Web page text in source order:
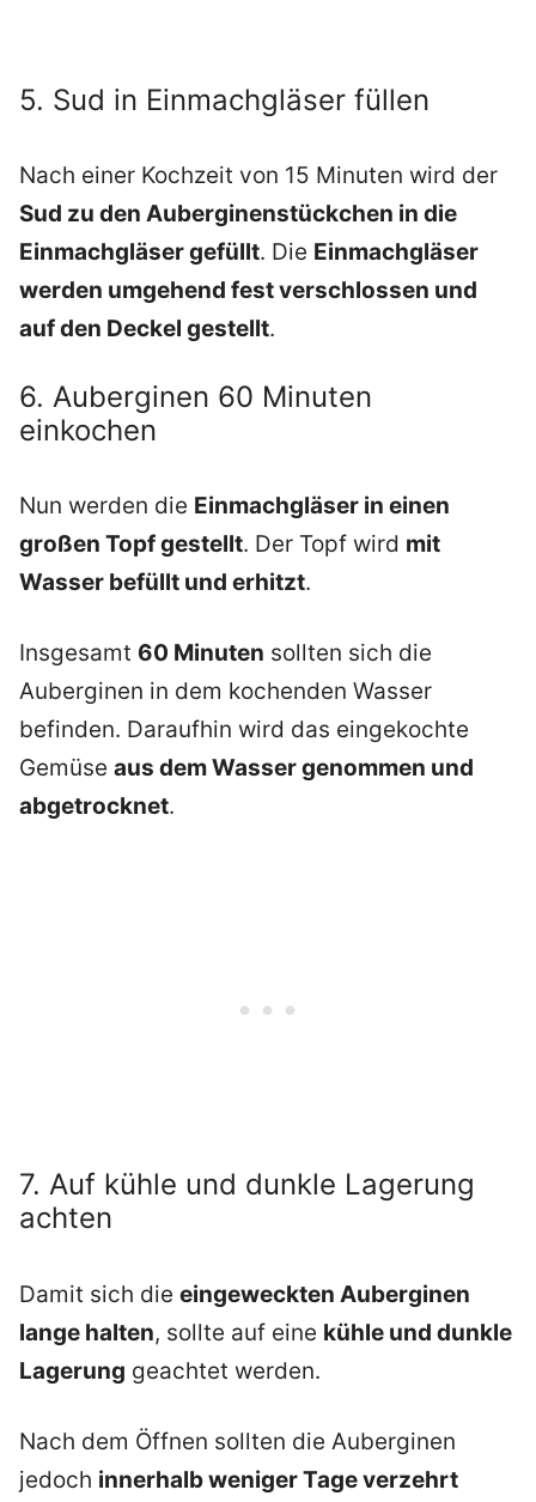
5. Sud in Einmachgläser füllen
Nach einer Kochzeit von 15 Minuten wird der
Sud zu den Auberginenstückchen in die
Einmachgläser gefüllt. Die Einmachgläser
werden umgehend fest verschlossen und
auf den Deckel gestellt.
6. Auberginen 60 Minuten
einkochen
Nun werden die Einmachgläser in einen
großen Topf gestellt. Der Topf wird mit
Wasser befüllt und erhitzt.
Insgesamt 60 Minuten sollten sich die
Auberginen in dem kochenden Wasser
befinden. Daraufhin wird das eingekochte
Gemüse aus dem Wasser genommen und
abgetrocknet.
7. Auf kühle und dunkle Lagerung
achten
Damit sich die eingeweckten Auberginen
lange halten, sollte auf eine kühle und dunkle
Lagerung geachtet werden.
Nach dem Öffnen sollten die Auberginen
jedoch innerhalb weniger Tage verzehrt